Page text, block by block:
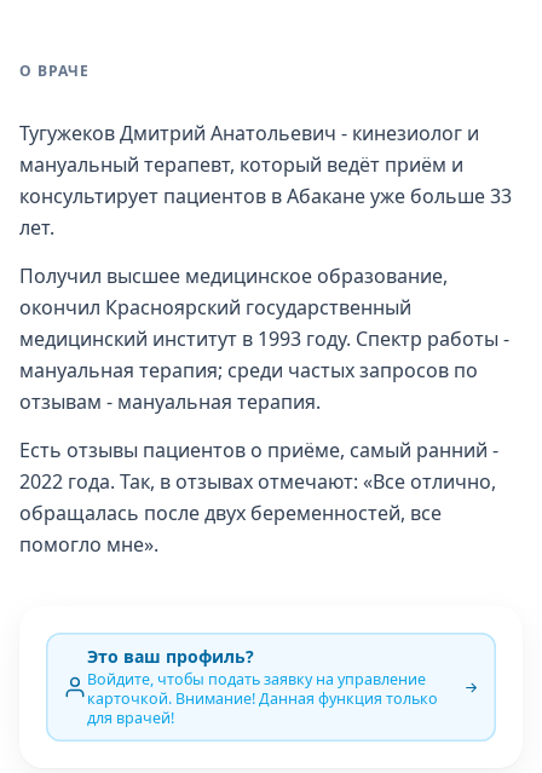
О ВРАЧЕ
Тугужеков Дмитрий Анатольевич - кинезиолог и
мануальный терапевт, который ведёт приём и
консультирует пациентов в Абакане уже больше 33
лет.
Получил высшее медицинское образование,
окончил Красноярский государственный
медицинский институт в 1993 году. Спектр работы -
мануальная терапия; среди частых запросов по
отзывам - мануальная терапия.
Есть отзывы пациентов о приёме, самый ранний -
2022 года. Так, в отзывах отмечают: «Все отлично,
обращалась после двух беременностей, все
помогло мне».
Это ваш профиль?
Войдите, чтобы подать заявку на управление
карточкой. Внимание! Данная функция только
для врачей!